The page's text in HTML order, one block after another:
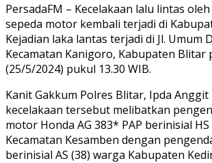
PersadaFM – Kecelakaan lalu lintas
sepeda motor kembali terjadi di
Kejadian laka lantas terjadi di Jl. Umum
Kecamatan Kanigoro, Kabupaten Blitar
(25/5/2024) pukul 13.30 WIB.
Kanit Gakkum Polres Blitar, Ipda
kecelakaan tersebut melibatkan
motor Honda AG 383* PAP berinisial
Kecamatan Kesamben dengan
berinisial AS (38) warga Kabupaten